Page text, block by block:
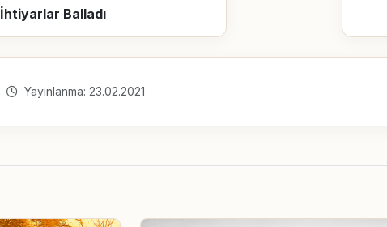
İhtiyarlar Balladı
Yayınlanma: 23.02.2021